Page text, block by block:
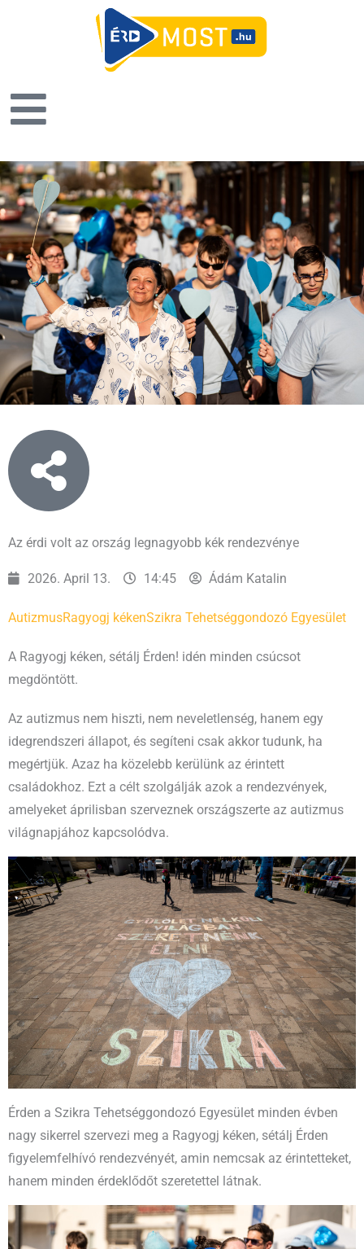
Az érdi volt az ország legnagyobb kék rendezvénye
2026. April 13. 14:45 Ádám Katalin
AutizmusRagyogj kékenSzikra Tehetséggondozó Egyesület
A Ragyogj kéken, sétálj Érden! idén minden csúcsot
megdöntött.
Az autizmus nem hiszti, nem neveletlenség, hanem egy
idegrendszeri állapot, és segíteni csak akkor tudunk, ha
megértjük. Azaz ha közelebb kerülünk az érintett
családokhoz. Ezt a célt szolgálják azok a rendezvények,
amelyeket áprilisban szerveznek országszerte az autizmus
világnapjához kapcsolódva.
Érden a Szikra Tehetséggondozó Egyesület minden évben
nagy sikerrel szervezi meg a Ragyogj kéken, sétálj Érden
figyelemfelhívó rendezvényét, amin nemcsak az érintetteket,
hanem minden érdeklődőt szeretettel látnak.